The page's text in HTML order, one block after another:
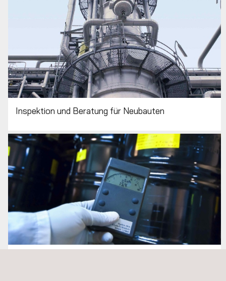
Inspektion und Beratung für Neubauten